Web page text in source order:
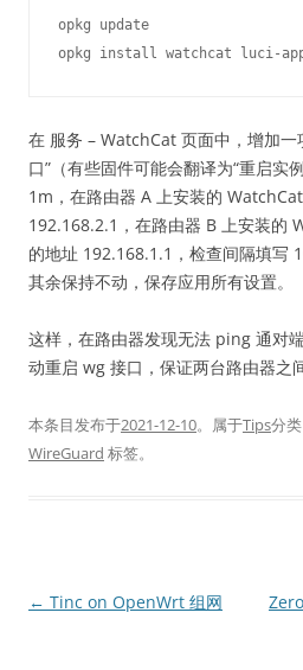
opkg update
在 服务 – WatchCat 页面中，增加一
口”（有些固件可能会翻译为“重启实
1m，在路由器 A 上安装的
192.168.2.1，在路由器 B 上安装的
的地址 192.168.1.1，检查间隔填写
其余保持不动，保存应用所有设置。
这样，在路由器发现无法 ping 通对
动重启 wg 接口，保证两台路由器之
本条目发布于2021-12-10。属于Tips分
WireGuard 标签。
文
← Tinc on OpenWrt 组网